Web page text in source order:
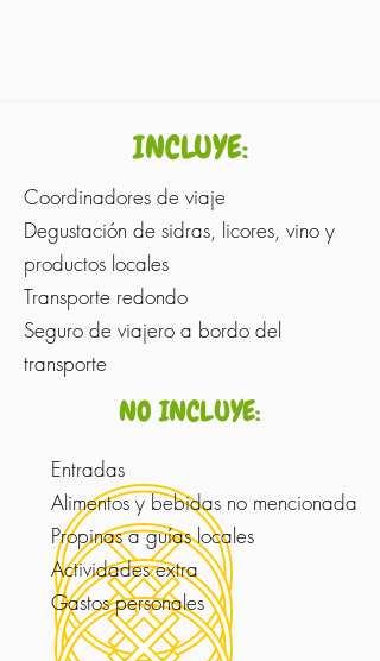
INCLUYE:
Coordinadores de viaje
Degustación de sidras, licores, vino y
productos locales
Transporte redondo
Seguro de viajero a bordo del
transporte
NO INCLUYE:
Entradas
Alimentos y bebidas no mencionada
Propinas a guías locales
Actividades extra
Gastos personales